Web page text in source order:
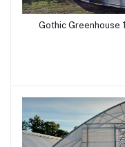
Gothic Greenhouse